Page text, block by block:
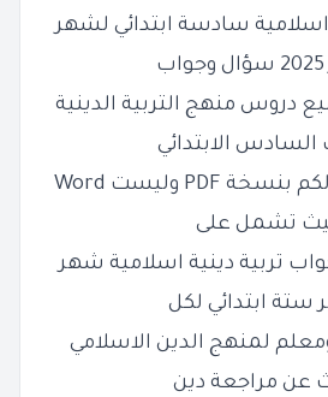
سادسة ابتدائي لشهر
دروس منهج التربية الدينية
الابتدائي
نقدمها وننشرها لكم بنسخة PDF وليست Word
تشمل على
تربية دينية اسلامية شهر
ستة ابتدائي لكل
لمنهج الدين الاسلامي
عن مراجعة دين